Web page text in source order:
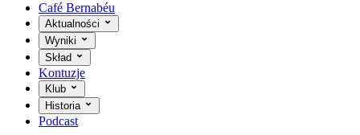
Café Bernabéu
Aktualności
Wyniki
Skład
Kontuzje
Klub
Historia
Podcast